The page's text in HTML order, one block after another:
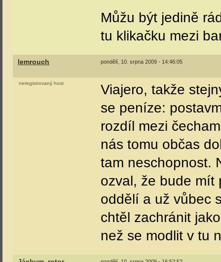
Můžu být jedině
tu klikačku mezi
lemrouch pondělí, 10. srpna 2009 - 14:46:05
neregistrovaný host
Viajero, takže
se peníze:
rozdíl mezi
nás tomu občas
tam neschopnost.
ozval, že bude mít
oddělí a už vůbec
chtěl zachránit
než se modlit v tu